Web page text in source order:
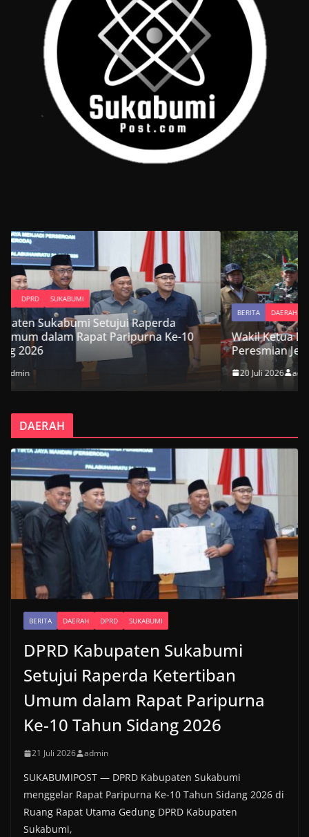
BERITA DAERAH DPRD SUKABUMI
Wakil Ketua DPRD Kabupaten Sukabumi Hadiri
Peresmian Jembatan Garuda Suci di Cikembar
20 Juli 2026
DAERAH
BERITA DAERAH DPRD SUKABUMI
DPRD Kabupaten Sukabumi
Setujui Raperda Ketertiban
Umum dalam Rapat Paripurna
Ke-10 Tahun Sidang 2026
21 Juli 2026 admin
SUKABUMIPOST — DPRD Kabupaten Sukabumi
menggelar Rapat Paripurna Ke-10 Tahun Sidang 2026 di
Ruang Rapat Utama Gedung DPRD Kabupaten
Sukabumi,